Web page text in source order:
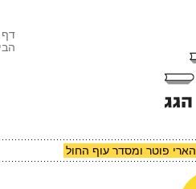
דף
הארי פוטר ומסדר עוף החול